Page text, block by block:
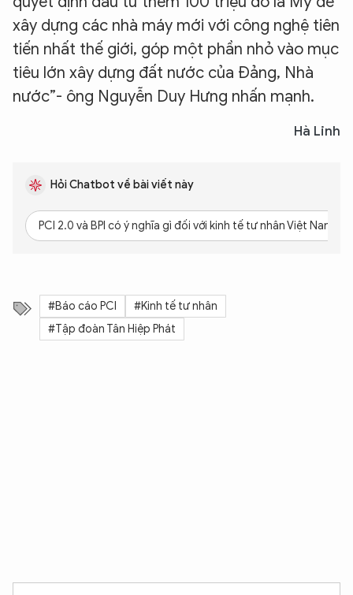
xây dựng các nhà máy mới với công nghệ tiên
tiến nhất thế giới, góp một phần nhỏ vào mục
tiêu lớn xây dựng đất nước của Đảng, Nhà
nước”- ông Nguyễn Duy Hưng nhấn mạnh.
Hà Linh
Hỏi Chatbot về bài viết này
PCI 2.0 và BPI có ý nghĩa gì đối với kinh tế tư nhân Việt Nam?
#Báo cáo PCI
#Kinh tế tư nhân
#Tập đoàn Tân Hiệp Phát